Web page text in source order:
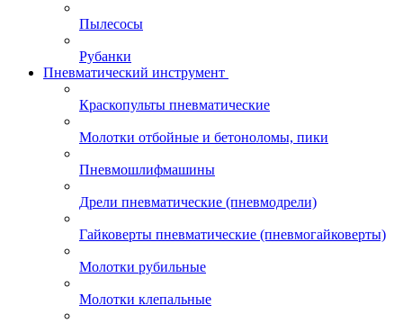
Пылесосы
Рубанки
Пневматический инструмент
Краскопульты пневматические
Молотки отбойные и бетоноломы, пики
Пневмошлифмашины
Дрели пневматические (пневмодрели)
Гайковерты пневматические (пневмогайковерты)
Молотки рубильные
Молотки клепальные